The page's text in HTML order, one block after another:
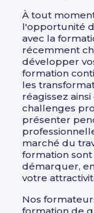
À tout
l'opportunité
avec la
récemment
développer
formation
les
réagissez
challenges
présenter
marché du
formation
démarquer,
votre
Nos